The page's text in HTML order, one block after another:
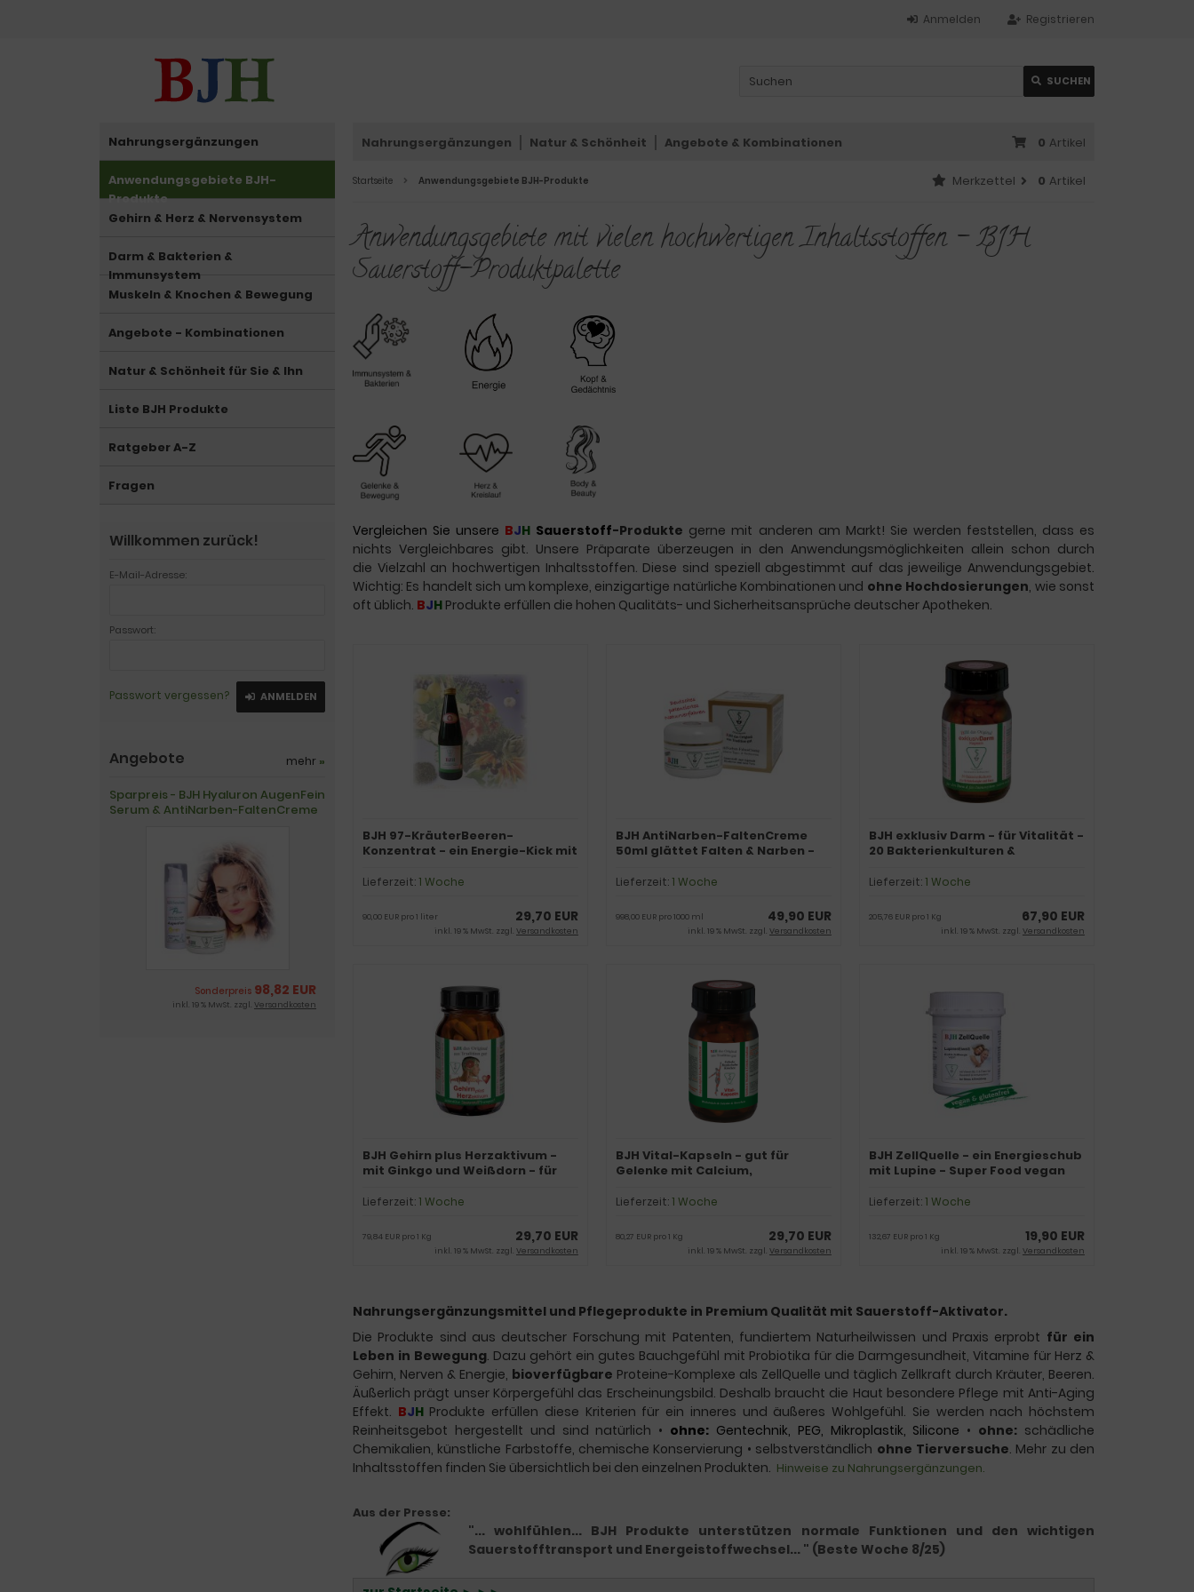
Registrieren
Anmelden
SUCHEN
Nahrungsergänzungen Natur & Schönheit Angebote & Kombinationen 0 Artikel
Merkzettel 0 Artikel
Startseite Anwendungsgebiete BJH-Produkte
Anwendungsgebiete mit vielen hochwertigen Inhaltsstoffen - BJH
Sauerstoff-Produktpalette
Vergleichen Sie unsere BJH Sauerstoff-Produkte gerne mit anderen am Markt! Sie werden feststellen, dass es
nichts Vergleichbares gibt. Unsere Präparate überzeugen in den Anwendungsmöglichkeiten allein schon durch
die Vielzahl an hochwertigen Inhaltsstoffen. Diese sind speziell abgestimmt auf das jeweilige Anwendungsgebiet.
Wichtig: Es handelt sich um komplexe, einzigartige natürliche Kombinationen und ohne Hochdosierungen, wie sonst
oft üblich. BJH Produkte erfüllen die hohen Qualitäts- und Sicherheitsansprüche deutscher Apotheken.
BJH 97-KräuterBeeren-
Konzentrat - ein Energie-Kick mit
Lieferzeit:1 Woche
29,70 EUR
90,00 EUR pro 1 liter
inkl. 19 % MwSt. zzgl. Versandkosten
BJH AntiNarben-FaltenCreme
50ml glättet Falten & Narben -
Lieferzeit:1 Woche
49,90 EUR
998,00 EUR pro 1000 ml
inkl. 19 % MwSt. zzgl. Versandkosten
BJH exklusiv Darm - für Vitalität -
20 Bakterienkulturen &
Lieferzeit:1 Woche
67,90 EUR
205,76 EUR pro 1 Kg
inkl. 19 % MwSt. zzgl. Versandkosten
BJH Gehirn plus Herzaktivum -
mit Ginkgo und Weißdorn - für
Lieferzeit:1 Woche
29,70 EUR
79,84 EUR pro 1 Kg
inkl. 19 % MwSt. zzgl. Versandkosten
BJH Vital-Kapseln - gut für
Gelenke mit Calcium,
Lieferzeit:1 Woche
29,70 EUR
80,27 EUR pro 1 Kg
inkl. 19 % MwSt. zzgl. Versandkosten
BJH ZellQuelle - ein Energieschub
mit Lupine - Super Food vegan
Lieferzeit:1 Woche
19,90 EUR
132,67 EUR pro 1 Kg
inkl. 19 % MwSt. zzgl. Versandkosten
Nahrungsergänzungsmittel und Pflegeprodukte in Premium Qualität mit Sauerstoff-Aktivator.
Die Produkte sind aus deutscher Forschung mit Patenten, fundiertem Naturheilwissen und Praxis erprobt für ein
Leben in Bewegung. Dazu gehört ein gutes Bauchgefühl mit Probiotika für die Darmgesundheit, Vitamine für Herz &
Gehirn, Nerven & Energie, bioverfügbare Proteine-Komplexe als ZellQuelle und täglich Zellkraft durch Kräuter, Beeren.
Äußerlich prägt unser Körpergefühl das Erscheinungsbild. Deshalb braucht die Haut besondere Pflege mit Anti-Aging
Effekt. BJHProdukte erfüllen diese Kriterien für ein inneres und äußeres Wohlgefühl. Sie werden nach höchstem
Reinheitsgebot hergestellt und sind natürlich • ohne: Gentechnik, PEG, Mikroplastik, Silicone • ohne: schädliche
Chemikalien, künstliche Farbstoffe, chemische Konservierung • selbstverständlich ohne Tierversuche. Mehr zu den
Inhaltsstoffen finden Sie übersichtlich bei den einzelnen Produkten. Hinweise zu Nahrungsergänzungen.
Aus der Presse:
"... wohlfühlen... BJH Produkte unterstützen normale Funktionen und den wichtigen
Sauerstofftransport und Energeistoffwechsel... " (Beste Woche 8/25)
Nahrungsergänzungen
Anwendungsgebiete BJH-
Produkte
Gehirn & Herz & Nervensystem
Darm & Bakterien &
Immunsystem
Muskeln & Knochen & Bewegung
Angebote - Kombinationen
Natur & Schönheit für Sie & Ihn
Liste BJH Produkte
Ratgeber A-Z
Fragen
Willkommen zurück!
E-Mail-Adresse:
Passwort:
Passwort vergessen? ANMELDEN
Angebote mehr »
Sparpreis - BJH Hyaluron AugenFein
Serum & AntiNarben-FaltenCreme
Sonderpreis 98,82 EUR
inkl. 19 % MwSt. zzgl. Versandkosten